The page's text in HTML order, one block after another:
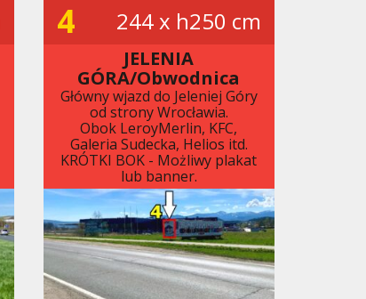
4 244 x h250 cm
JELENIA
GÓRA/Obwodnica
Główny wjazd do Jeleniej Góry
od strony Wrocławia.
Obok LeroyMerlin, KFC,
Galeria Sudecka, Helios itd.
KRÓTKI BOK - Możliwy plakat
lub banner.